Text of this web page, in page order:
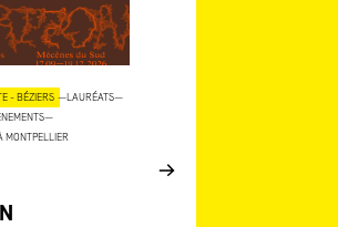
- BÉZIERS —LAURÉATS—
—
MONTPELLIER